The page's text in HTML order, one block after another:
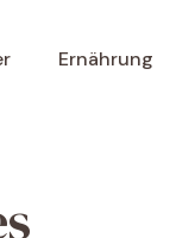
Ernährung